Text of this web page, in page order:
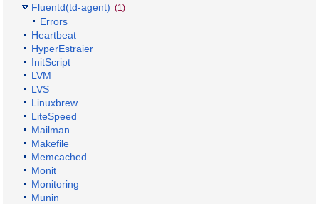
Fluentd(td-agent) (1)
Errors
Heartbeat
HyperEstraier
InitScript
LVM
LVS
Linuxbrew
LiteSpeed
Mailman
Makefile
Memcached
Monit
Monitoring
Munin